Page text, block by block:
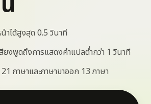
าได้สูงสุด 0.5 วินาที
ยงพูดถึงการแสดงคำแปลต่ำกว่า 1 วินาที
ภาษาและภาษาขาออก 13 ภาษา